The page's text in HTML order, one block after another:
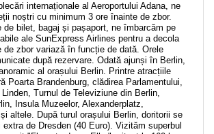
internaționale al Aeroportului Adana, ne
noștri cu minimum 3 ore înainte de zbor.
de bilet, bagaj și pașaport, ne îmbarcăm pe
ale SunExpress Airlines pentru a decola
de zbor variază în funcție de dată. Orele
după rezervare. Odată ajunși în Berlin,
al orașului Berlin. Printre atracțiile
Poarta Brandenburg, clădirea Parlamentului,
Turnul de Televiziune din Berlin,
Insula Muzeelor, Alexanderplatz,
altele. După turul orașului Berlin, doritorii se
de Dresden (40 Euro). Vizităm superbul